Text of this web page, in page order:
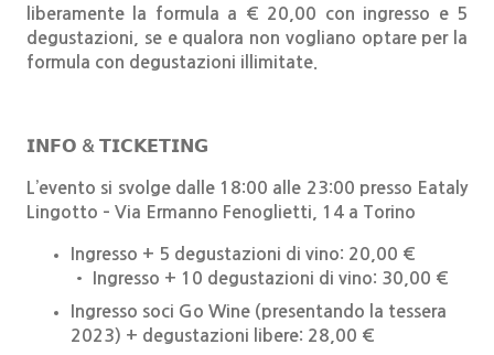
liberamente la formula a € 20,00 con ingresso e 5
degustazioni, se e qualora non vogliano optare per la
formula con degustazioni illimitate.
𝗜𝗡𝗙𝗢 & 𝗧𝗜𝗖𝗞𝗘𝗧𝗜𝗡𝗚
L’evento si svolge dalle 18:00 alle 23:00 presso Eataly
Lingotto – Via Ermanno Fenoglietti, 14 a Torino
Ingresso + 5 degustazioni di vino: 20,00 €
• Ingresso + 10 degustazioni di vino: 30,00 €
Ingresso soci Go Wine (presentando la tessera
2023) + degustazioni libere: 28,00 €